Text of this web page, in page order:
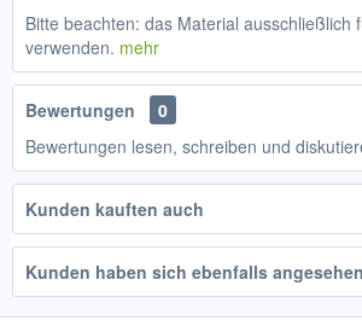
Bitte beachten: das Material ausschließlich
verwenden. mehr
Bewertungen
0
Bewertungen lesen, schreiben und
Kunden kauften auch
Kunden haben sich ebenfalls angesehen